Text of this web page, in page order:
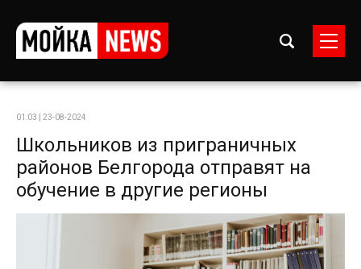
01:03 | 23-08-2024
Школьников из приграничных
районов Белгорода отправят на
обучение в другие регионы